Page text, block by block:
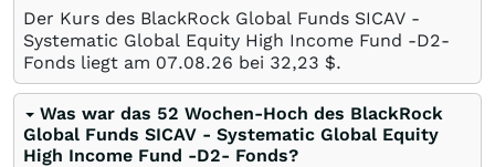
Der Kurs des BlackRock Global Funds SICAV -
Systematic Global Equity High Income Fund -D2-
Fonds liegt am 07.08.26 bei 32,23 $.
Was war das 52 Wochen-Hoch des BlackRock
Global Funds SICAV - Systematic Global Equity
High Income Fund -D2- Fonds?